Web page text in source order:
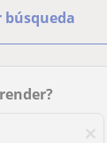
búsqueda